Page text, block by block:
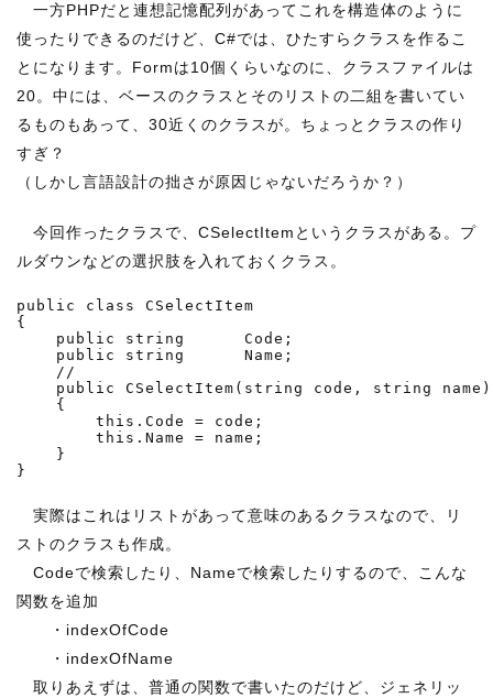
一方PHPだと連想記憶配列があってこれを構造体のように
使ったりできるのだけど、C#では、ひたすらクラスを作るこ
とになります。Formは10個くらいなのに、クラスファイルは
20。中には、ベースのクラスとそのリストの二組を書いてい
るものもあって、30近くのクラスが。ちょっとクラスの作り
すぎ？
（しかし言語設計の拙さが原因じゃないだろうか？）
今回作ったクラスで、CSelectItemというクラスがある。プ
ルダウンなどの選択肢を入れておくクラス。
public class CSelectItem
{
    public string      Code;
    public string      Name;
    //
    public CSelectItem(string code, string name)
    {
        this.Code = code;
        this.Name = name;
    }
実際はこれはリストがあって意味のあるクラスなので、リ
ストのクラスも作成。
Codeで検索したり、Nameで検索したりするので、こんな
関数を追加
・indexOfCode
・indexOfName
取りあえずは、普通の関数で書いたのだけど、ジェネリッ